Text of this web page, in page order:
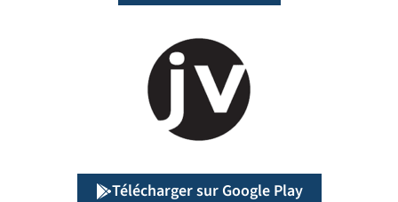
Télécharger sur Google Play